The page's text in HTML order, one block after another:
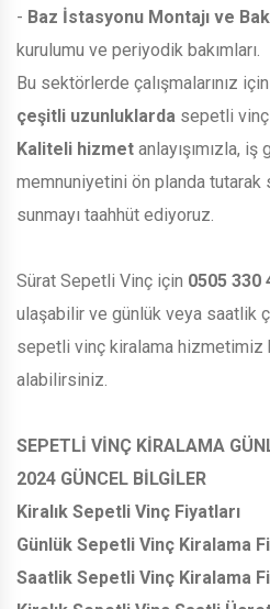
- Baz İstasyonu Montajı ve
kurulumu ve periyodik bakımları.
Bu sektörlerde çalışmalarınız
çeşitli uzunluklarda sepetli
Kaliteli hizmet anlayışımızla,
memnuniyetini ön planda
sunmayı taahhüt ediyoruz.
Sürat Sepetli Vinç için 0505 330
ulaşabilir ve günlük veya saatlik
sepetli vinç kiralama hizmetimiz
alabilirsiniz.
SEPETLİ VİNÇ KİRALAMA
2024 GÜNCEL BİLGİLER
Kiralık Sepetli Vinç Fiyatları
Günlük Sepetli Vinç Kiralama
Saatlik Sepetli Vinç Kiralama